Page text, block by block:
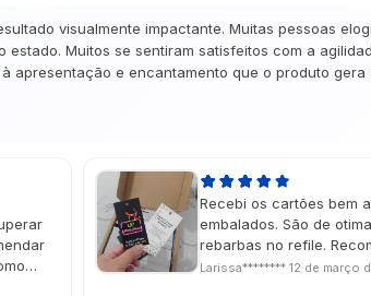
visualmente impactante. Muitas pessoas
Muitos se sentiram satisfeitos com a
apresentação e encantamento que o produto
Recebi os cartões bem
embalados. São de
rebarbas no refile.
Larissa******** 12 de março